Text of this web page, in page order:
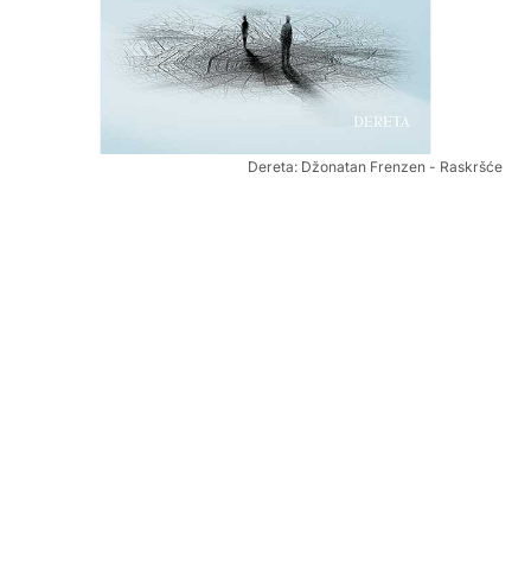
Dereta: Džonatan Frenzen - Raskršće